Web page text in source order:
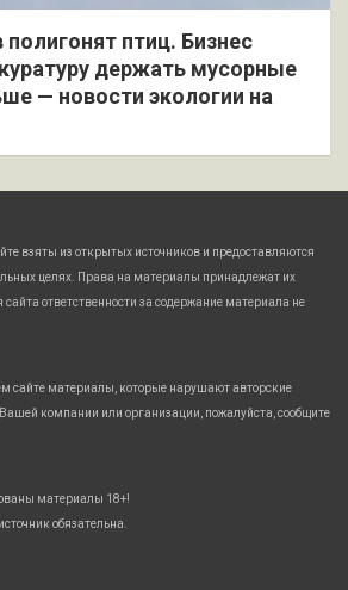
птиц. Бизнес
держать мусорные
— новости экологии на
взяты из открытых источников и предоставляются
целях. Права на материалы принадлежат их
ответственности за содержание материала не
сайте материалы, которые нарушают авторские
компании или организации, пожалуйста, сообщите
материалы 18+!
обязательна.